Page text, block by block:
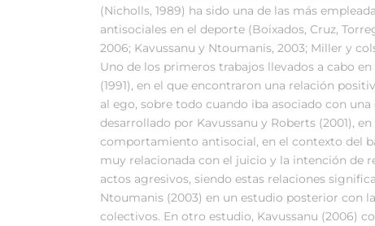
(Nicholls, 1989) ha sido una de las más
antisociales en el deporte (Boixados, Cruz,
2006; Kavussanu y Ntoumanis, 2003; Miller y
Uno de los primeros trabajos llevados a cabo
(1991), en el que encontraron una relación
al ego, sobre todo cuando iba asociado con
desarrollado por Kavussanu y Roberts (2001),
comportamiento antisocial, en el contexto del
muy relacionada con el juicio y la intención de
actos agresivos, siendo estas relaciones
Ntoumanis (2003) en un estudio posterior con
colectivos. En otro estudio, Kavussanu (2006)